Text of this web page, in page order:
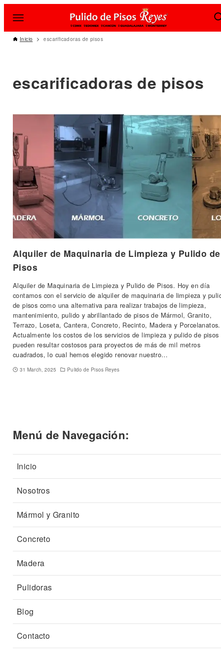
Inicio escarificadoras de pisos
escarificadoras de pisos
Alquiler de Maquinaria de Limpieza y Pulido de
Pisos
Alquiler de Maquinaria de Limpieza y Pulido de Pisos. Hoy en día
contamos con el servicio de alquiler de maquinaria de limpieza y
de pisos como una alternativa para realizar trabajos de limpieza,
mantenimiento, pulido y abrillantado de pisos de Mármol, Granito,
Terrazo, Loseta, Cantera, Concreto, Recinto, Madera y Porcelanatos.
Actualmente los costos de los servicios de limpieza y pulido de pisos
pueden resultar costosos para proyectos de más de mil metros
cuadrados, lo cual hemos elegido renovar nuestro…
31 March, 2025 Pulido de Pisos Reyes
Menú de Navegación:
Inicio
Nosotros
Mármol y Granito
Concreto
Madera
Pulidoras
Blog
Contacto